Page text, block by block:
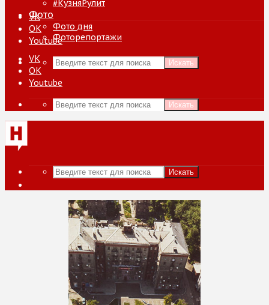
VK
ОК
Youtube
Искать
#КузняРулит
Фото
Фото дня
Фоторепортажи
VK
ОК
Youtube
Искать
Искать